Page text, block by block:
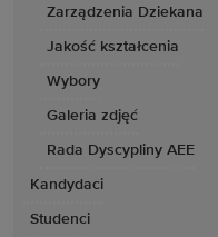
Zarządzenia Dziekana
Jakość kształcenia
Wybory
Galeria zdjęć
Rada Dyscypliny AEE
Kandydaci
Studenci